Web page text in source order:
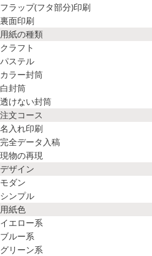
フラップ(フタ部分)印刷
裏面印刷
用紙の種類
クラフト
パステル
カラー封筒
白封筒
透けない封筒
注文コース
名入れ印刷
完全データ入稿
現物の再現
デザイン
モダン
シンプル
用紙色
イエロー系
ブルー系
グリーン系